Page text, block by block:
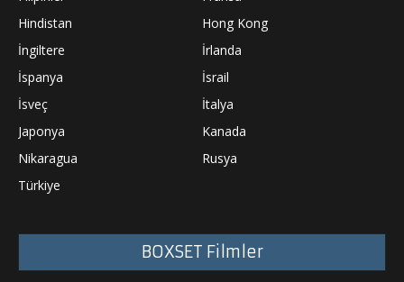
Hindistan
Hong Kong
İngiltere
İrlanda
İspanya
İsrail
İsveç
İtalya
Japonya
Kanada
Nikaragua
Rusya
Türkiye
BOXSET Filmler